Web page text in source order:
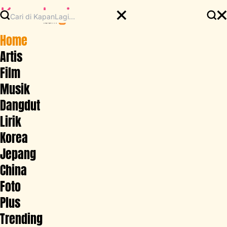
Home
Artis
Film
Musik
Dangdut
Lirik
Korea
Jepang
China
Foto
Plus
Trending